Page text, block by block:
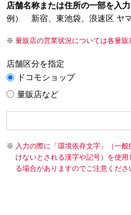
店舗名称または住所の一部を入
例） 新宿、東池袋、浪速区 ヤ
量販店の営業状況については各量販
店舗区分を指定
ドコモショップ
量販店など
入力の際に「環境依存文字」（一
けないとされる漢字や記号）を使
る場合がありますのでご注意くださ